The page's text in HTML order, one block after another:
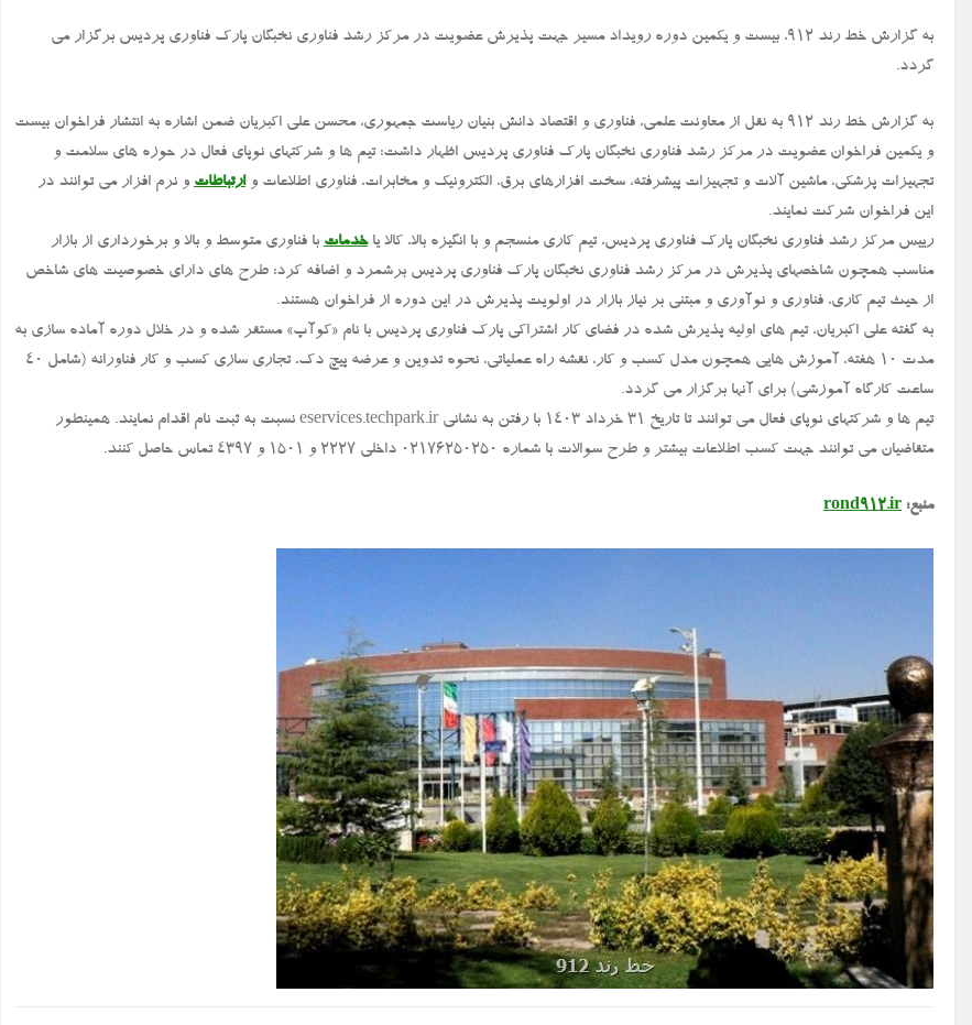
به گزارش خط رند ۹۱۲، بیست و یکمین دوره رویداد مسیر جهت پذیرش عضویت در مرکز رشد فناوری نخبگان پارک فناوری پردیس برگزار می
گردد.
به گزارش خط رند ۹۱۲ به نقل از معاونت علمی، فناوری و اقتصاد دانش بنیان ریاست جمهوری، محسن علی اکبریان ضمن اشاره به انتشار فراخوان بیست
و یکمین فراخوان عضویت در مرکز رشد فناوری نخبگان پارک فناوری پردیس اظهار داشت: تیم ها و شرکتهای نوپای فعال در حوزه های سلامت و
تجهیزات پزشکی، ماشین آلات و تجهیزات پیشرفته، سخت افزارهای برق، الکترونیک و مخابرات، فناوری اطلاعات وارتباطات و نرم افزار می توانند در
این فراخوان شرکت نمایند.
رییس مرکز رشد فناوری نخبگان پارک فناوری پردیس، تیم کاری منسجم و با انگیزه بالا، کالا یاخدمات با فناوری متوسط و بالا و برخورداری از بازار
مناسب همچون شاخصهای پذیرش در مرکز رشد فناوری نخبگان پارک فناوری پردیس برشمرد و اضافه کرد: طرح های دارای خصوصیت های شاخص
از حیث تیم کاری، فناوری و نوآوری و مبتنی بر نیاز بازار در اولویت پذیرش در این دوره از فراخوان هستند.
به گفته علی اکبریان، تیم های اولیه پذیرش شده در فضای کار اشتراکی پارک فناوری پردیس با نام «کوآپ» مستقر شده و در خلال دوره آماده سازی به
مدت ۱۰ هفته، آموزش هایی همچون مدل کسب و کار، نقشه راه عملیاتی، نحوه تدوین و عرضه پیچ دک، تجاری سازی کسب و کار فناورانه (شامل ۴۰
ساعت کارگاه آموزشی) برای آنها برگزار می گردد.
تیم ها و شرکتهای نوپای فعال می توانند تا تاریخ ۳۱ خرداد ۱۴۰۳ با رفتن به نشانی eservices.techpark.ir نسبت به ثبت نام اقدام نمایند. همینطور
متقاضیان می توانند جهت کسب اطلاعات بیشتر و طرح سوالات با شماره ۰۲۱۷۶۲۵۰۲۵۰ داخلی ۲۲۲۷ و ۱۵۰۱ و ۴۳۹۷ تماس حاصل کنند.
منبع: rond912.ir